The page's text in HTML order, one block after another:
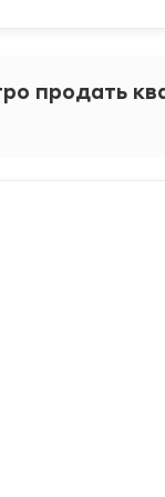
продать